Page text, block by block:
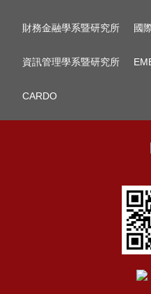
財務金融學系暨研究所 國
資訊管理學系暨研究所
CARDO